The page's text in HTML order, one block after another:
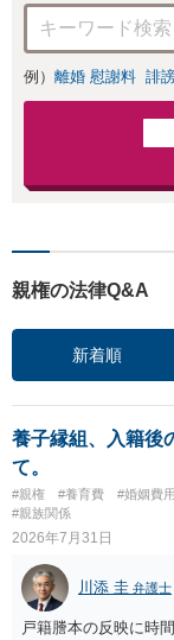
例） 離婚 慰謝料 誹
親権の法律Q&A
新着順
養子縁組、入籍後
て。
#親権 #養育費 #婚姻費
#親族関係
2026年7月31日
川添 圭 弁護士
戸籍謄本の反映に時